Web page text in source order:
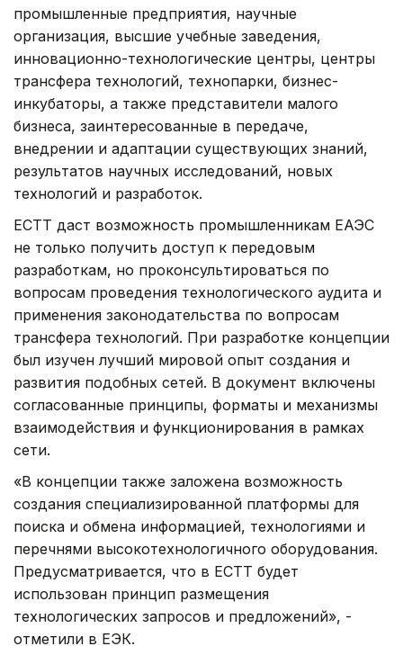
промышленные предприятия, научные
организация, высшие учебные заведения,
инновационно-технологические центры, центры
трансфера технологий, технопарки, бизнес-
инкубаторы, а также представители малого
бизнеса, заинтересованные в передаче,
внедрении и адаптации существующих знаний,
результатов научных исследований, новых
технологий и разработок.
ЕСТТ даст возможность промышленникам ЕАЭС
не только получить доступ к передовым
разработкам, но проконсультироваться по
вопросам проведения технологического аудита и
применения законодательства по вопросам
трансфера технологий. При разработке концепции
был изучен лучший мировой опыт создания и
развития подобных сетей. В документ включены
согласованные принципы, форматы и механизмы
взаимодействия и функционирования в рамках
сети.
«В концепции также заложена возможность
создания специализированной платформы для
поиска и обмена информацией, технологиями и
перечнями высокотехнологичного оборудования.
Предусматривается, что в ЕСТТ будет
использован принцип размещения
технологических запросов и предложений», -
отметили в ЕЭК.